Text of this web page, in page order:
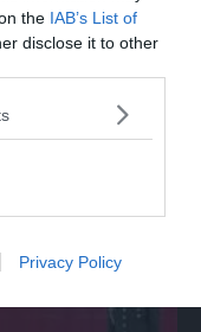
the IAB’s List of
disclose it to other
Privacy Policy
una Panda